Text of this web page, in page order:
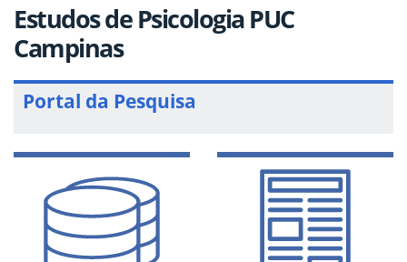
Estudos de Psicologia PUC
Campinas
Portal da Pesquisa